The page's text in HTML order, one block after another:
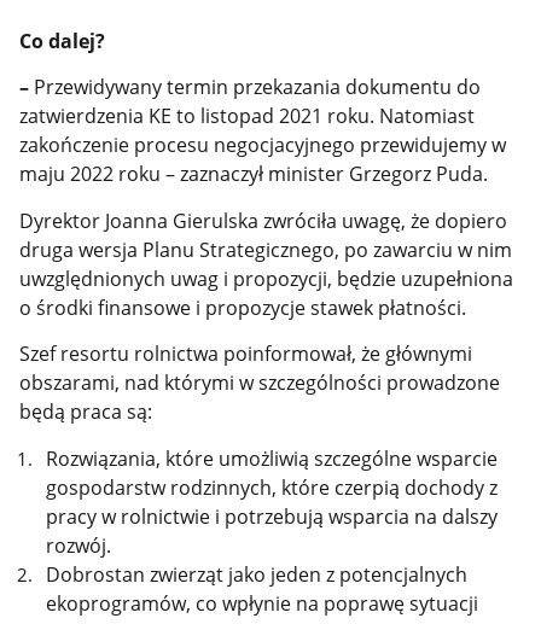
Co dalej?
– Przewidywany termin przekazania dokumentu do
zatwierdzenia KE to listopad 2021 roku. Natomiast
zakończenie procesu negocjacyjnego przewidujemy w
maju 2022 roku – zaznaczył minister Grzegorz Puda.
Dyrektor Joanna Gierulska zwróciła uwagę, że dopiero
druga wersja Planu Strategicznego, po zawarciu w nim
uwzględnionych uwag i propozycji, będzie uzupełniona
o środki finansowe i propozycje stawek płatności.
Szef resortu rolnictwa poinformował, że głównymi
obszarami, nad którymi w szczególności prowadzone
będą praca są:
Rozwiązania, które umożliwią szczególne wsparcie
gospodarstw rodzinnych, które czerpią dochody z
pracy w rolnictwie i potrzebują wsparcia na dalszy
rozwój.
Dobrostan zwierząt jako jeden z potencjalnych
ekoprogramów, co wpłynie na poprawę sytuacji